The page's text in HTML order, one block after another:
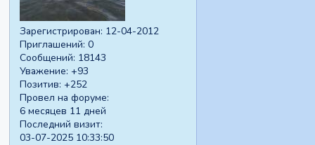
Зарегистрирован: 12-04-2012
Приглашений: 0
Сообщений: 18143
Уважение: +93
Позитив: +252
Провел на форуме:
6 месяцев 11 дней
Последний визит:
03-07-2025 10:33:50